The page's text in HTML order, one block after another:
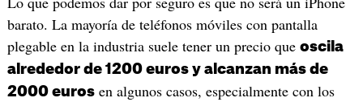
barato. La mayoría de teléfonos móviles con pantalla
plegable en la industria suele tener un precio que oscila
alrededor de 1200 euros y alcanzan más de
2000 eurosen algunos casos, especialmente con los